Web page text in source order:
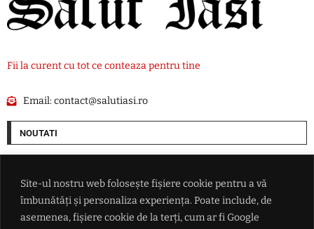
Site-ul nostru web folosește fișiere cookie pentru a vă
îmbunătăți și personaliza experiența. Poate include, de
asemenea, fișiere cookie de la terți, cum ar fi Google
Fii la curent cu tot ce conteaza pentru tine
Email:contact@salutiasi.ro
NOUTATI
are legături cu Donald Trump începe goana după petrolul de sub gheață
Ce i-a promis Aleksandar Vučić lui Zelenski în fața întregii lumi, dar și